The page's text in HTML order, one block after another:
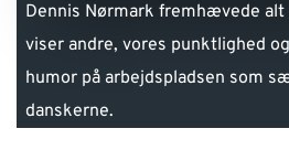
Dennis Nørmark fremhævede
viser andre, vores punktlighed
humor på arbejdspladsen som
danskerne.